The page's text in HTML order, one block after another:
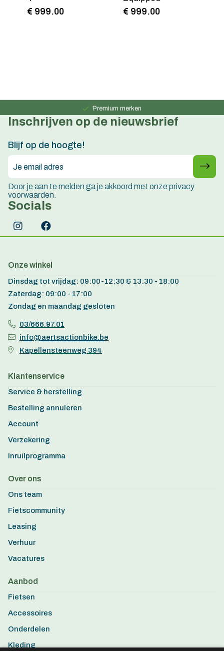
€ 999.00 € 999.00
Premium merken
Persoonlijk advies
Inschrijven op de nieuwsbrief
Blijf op de hoogte!
Door je aan te melden ga je akkoord met onze privacy
voorwaarden.
Socials
Onze winkel
Dinsdag tot vrijdag: 09:00-12:30 & 13:30 - 18:00
Zaterdag: 09:00 - 17:00
Zondag en maandag gesloten
03/666.97.01
info@aertsactionbike.be
Kapellensteenweg 394
Klantenservice
Service & herstelling
Bestelling annuleren
Account
Verzekering
Inruilprogramma
Over ons
Ons team
Fietscommunity
Leasing
Verhuur
Vacatures
Aanbod
Fietsen
Accessoires
Onderdelen
Kleding